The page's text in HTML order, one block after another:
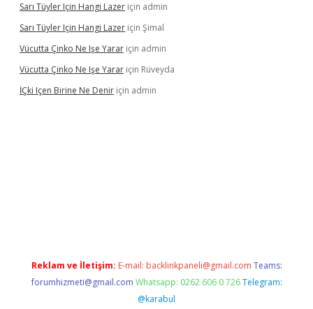
Sarı Tüyler Için Hangi Lazer için admin
Sarı Tüyler Için Hangi Lazer için Şimal
Vücutta Çinko Ne Işe Yarar için admin
Vücutta Çinko Ne Işe Yarar için Rüveyda
İÇki Içen Birine Ne Denir için admin
Reklam ve İletişim: E-mail: backlinkpaneli@gmail.com Teams:
forumhizmeti@gmail.com Whatsapp: 0262 606 0 726 Telegram:
@karabul